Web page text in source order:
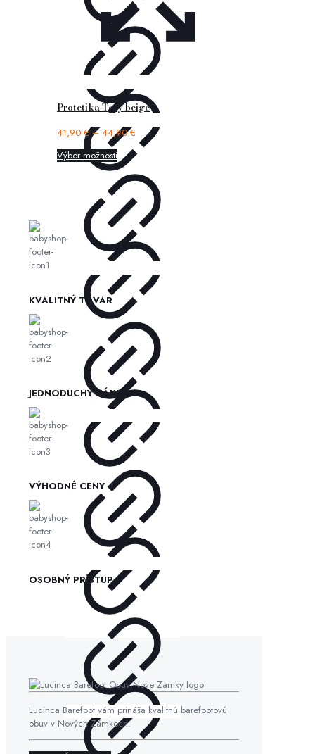
Protetika Tery beige
41,90 €–44,90€
Výber možností
KVALITNÝ TOVAR
JEDNODUCHÝ NÁKUP
VÝHODNÉ CENY
OSOBNÝ PRÍSTUP
Lucinca Barefoot vám prináša kvalitnú barefootovú
obuv v Nových Zámkoch.